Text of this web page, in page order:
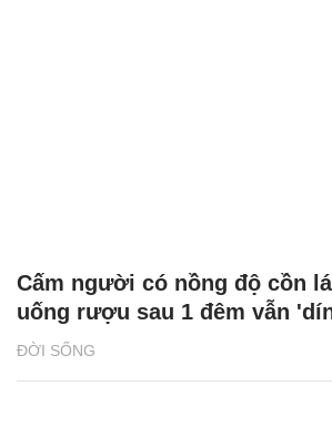
ĐỜI SỐNG
Cấm người có nồng độ cồn
uống rượu sau 1 đêm vẫn